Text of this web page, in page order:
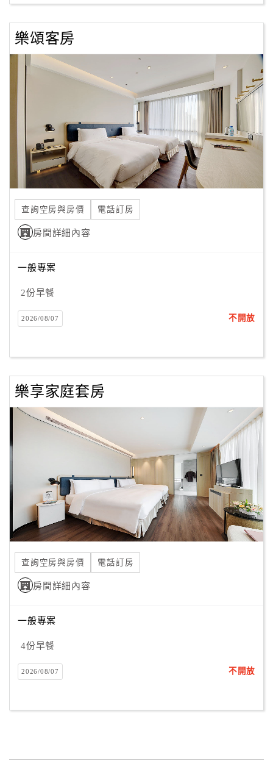
訂
房
Q&A
請
款
收
提
案
飯
店
伴
計
劃
品
宣
傳
樂頌客房
查詢空房與房價 電話訂房
房間詳細內容
一般專案
2份早餐
2026/08/07 不開放
樂享家庭套房
查詢空房與房價 電話訂房
房間詳細內容
一般專案
4份早餐
2026/08/07 不開放